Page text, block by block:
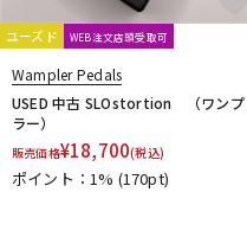
アンプ
DJ機器
ユーズド WEB注文店頭受取可
Wampler Pedals
USED 中古 SLOstortion （ワンプ
ラー）
販売価格¥18,700(税込)
ポイント：1% (170pt)